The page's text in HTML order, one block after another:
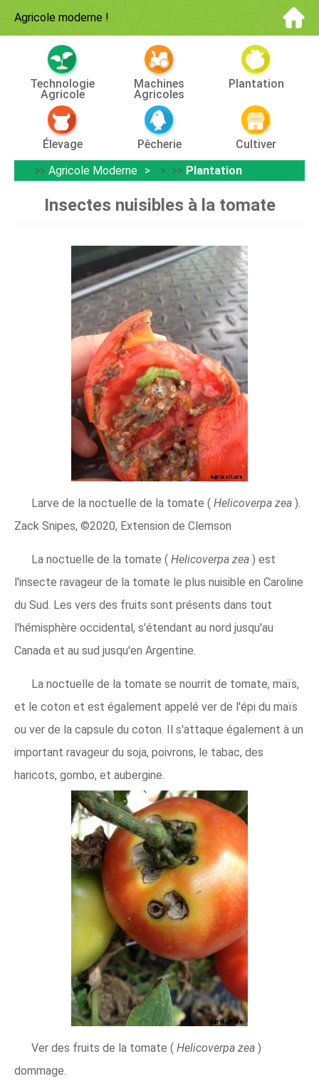
Agricole moderne !
Technologie
Agricole
Machines
Agricoles
Plantation
Élevage Pêcherie
Cultiver
>> Agricole Moderne > >> Plantation
Insectes nuisibles à la tomate
Larve de la noctuelle de la tomate ( Helicoverpa zea ).
Zack Snipes, ©2020, Extension de Clemson
La noctuelle de la tomate ( Helicoverpa zea ) est
l'insecte ravageur de la tomate le plus nuisible en Caroline
du Sud. Les vers des fruits sont présents dans tout
l'hémisphère occidental, s'étendant au nord jusqu'au
Canada et au sud jusqu'en Argentine.
La noctuelle de la tomate se nourrit de tomate, maïs,
et le coton et est également appelé ver de l'épi du maïs
ou ver de la capsule du coton. Il s'attaque également à un
important ravageur du soja, poivrons, le tabac, des
haricots, gombo, et aubergine.
Ver des fruits de la tomate ( Helicoverpa zea )
dommage.